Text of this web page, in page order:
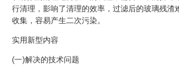
行清理，影响了清理的效率，过滤后的玻璃残渣
收集，容易产生二次污染。
实用新型内容
(一)解决的技术问题